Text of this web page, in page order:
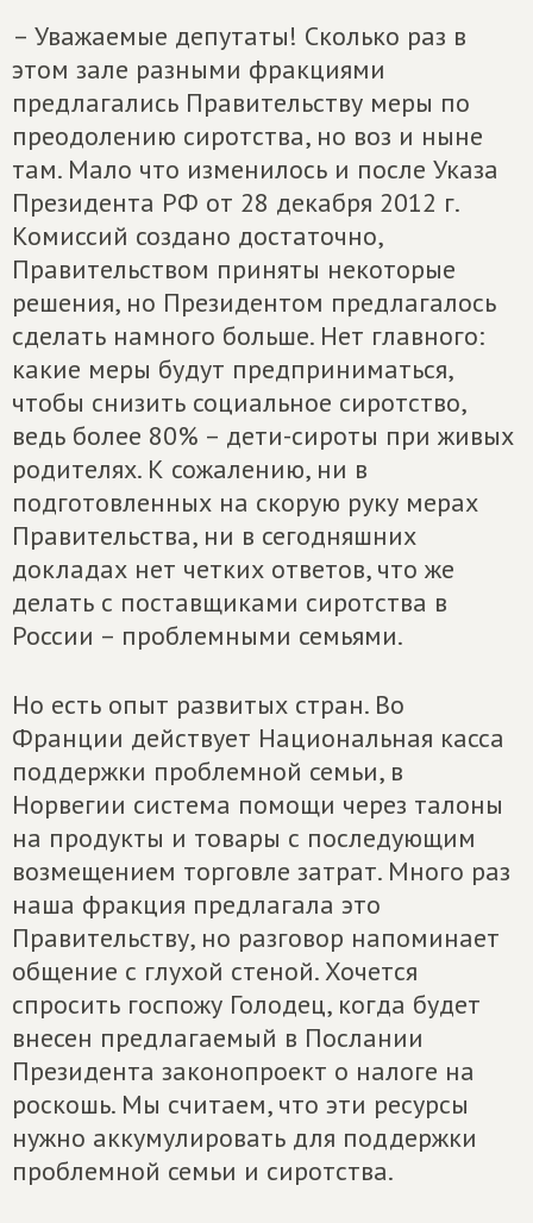
– Уважаемые депутаты! Cколько раз в
этом зале разными фракциями
предлагались Правительству меры по
преодолению сиротства, но воз и ныне
там. Мало что изменилось и после Указа
Президента РФ от 28 декабря 2012 г.
Комиссий создано достаточно,
Правительством приняты некоторые
решения, но Президентом предлагалось
сделать намного больше. Нет главного:
какие меры будут предприниматься,
чтобы снизить социальное сиротство,
ведь более 80% – дети-сироты при живых
родителях. К сожалению, ни в
подготовленных на скорую руку мерах
Правительства, ни в сегодняшних
докладах нет четких ответов, что же
делать с поставщиками сиротства в
России – проблемными семьями.
Но есть опыт развитых стран. Во
Франции действует Национальная касса
поддержки проблемной семьи, в
Норвегии система помощи через талоны
на продукты и товары с последующим
возмещением торговле затрат. Много раз
наша фракция предлагала это
Правительству, но разговор напоминает
общение с глухой стеной. Хочется
спросить госпожу Голодец, когда будет
внесен предлагаемый в Послании
Президента законопроект о налоге на
роскошь. Мы считаем, что эти ресурсы
нужно аккумулировать для поддержки
проблемной семьи и сиротства.